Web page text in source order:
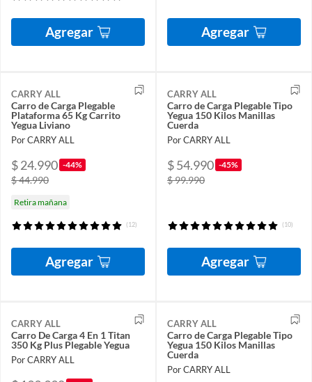
Agregar Agregar
CARRY ALL
Carro de Carga Plegable
Plataforma 65 Kg Carrito
Yegua Liviano
Por CARRY ALL
$ 24.990 -44%
$ 44.990
Retira mañana
(12)
Agregar
CARRY ALL
Carro de Carga Plegable Tipo
Yegua 150 Kilos Manillas
Cuerda
Por CARRY ALL
$ 54.990 -45%
$ 99.990
(10)
Agregar
CARRY ALL
Carro De Carga 4 En 1 Titan
350 Kg Plus Plegable Yegua
Por CARRY ALL
CARRY ALL
Carro de Carga Plegable Tipo
Yegua 150 Kilos Manillas
Cuerda
Por CARRY ALL